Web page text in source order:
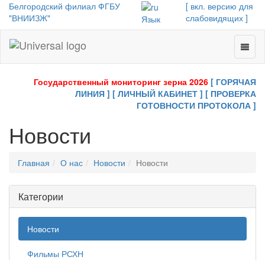
Белгородский филиал ФГБУ
"ВНИИЗЖ"
Язык
[ вкл. версию для
слабовидящих ]
-
Toggle
Государственный мониторинг зерна 2026 [ ГОРЯЧАЯ
ЛИНИЯ ] [ ЛИЧНЫЙ КАБИНЕТ ] [ ПРОВЕРКА
ГОТОВНОСТИ ПРОТОКОЛА ]
Новости
Главная О нас Новости Новости
Категории
Новости
Фильмы РСХН